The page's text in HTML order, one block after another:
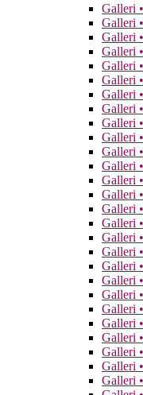
Galleri
Galleri
Galleri
Galleri
Galleri
Galleri
Galleri
Galleri
Galleri
Galleri
Galleri
Galleri
Galleri
Galleri
Galleri
Galleri
Galleri
Galleri
Galleri
Galleri
Galleri
Galleri
Galleri
Galleri
Galleri
Galleri
Galleri